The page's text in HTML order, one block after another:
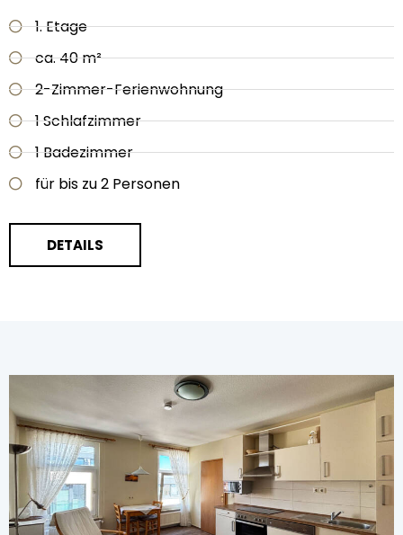
1. Etage
ca. 40 m²
2-Zimmer-Ferienwohnung
1 Schlafzimmer
1 Badezimmer
für bis zu 2 Personen
DETAILS